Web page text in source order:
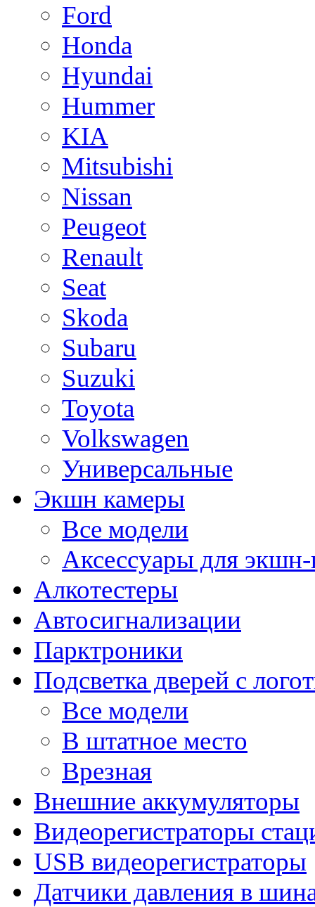
Ford
Honda
Hyundai
Hummer
KIA
Mitsubishi
Nissan
Peugeot
Renault
Seat
Skoda
Subaru
Suzuki
Toyota
Volkswagen
Универсальные
Экшн камеры
Все модели
Аксессуары для
Алкотестеры
Автосигнализации
Парктроники
Подсветка дверей с
Все модели
В штатное место
Врезная
Внешние аккумуляторы
Видеорегистраторы
USB видеорегистраторы
Датчики давления в